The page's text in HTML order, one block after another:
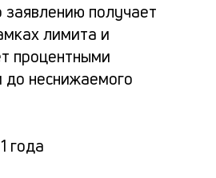
заявлению получает
лимита и
процентными
неснижаемого
года